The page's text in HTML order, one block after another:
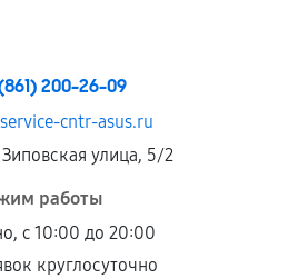
условия:
сами комплектующие
сторонних деталей
не несет.
200-26-09
cntr-asus.ru
улица, 5/2
работы
с 10:00 до 20:00
круглосуточно